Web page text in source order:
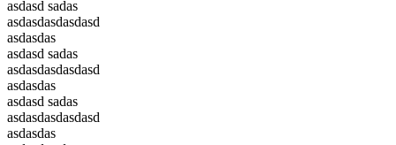
asdasd sadas
asdasdasdasdasd
asdasdas
asdasd sadas
asdasdasdasdasd
asdasdas
asdasd sadas
asdasdasdasdasd
asdasdas